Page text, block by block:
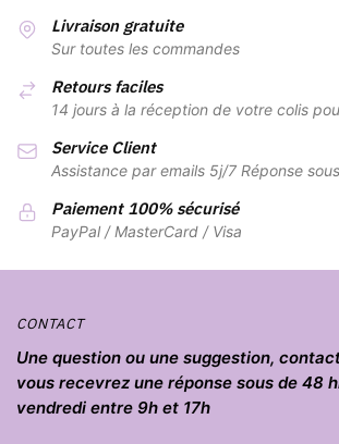
Les
options
peuvent
être
sur
la
page
du
Livraison gratuite
Sur toutes les commandes
Retours faciles
14 jours à la réception de votre colis
Service Client
Assistance par emails 5j/7 Réponse
Paiement 100% sécurisé
PayPal / MasterCard / Visa
CONTACT
Une question ou une suggestion,
vous recevrez une réponse sous de 48
vendredi entre 9h et 17h